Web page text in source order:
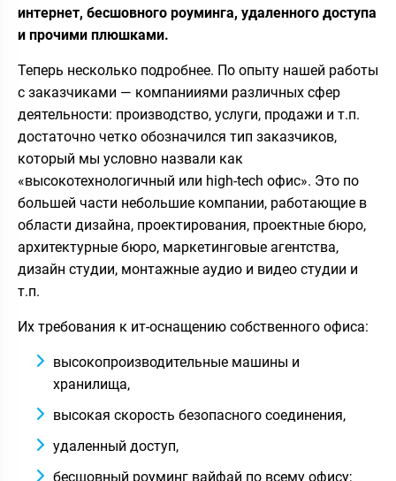
интернет, бесшовного роуминга, удаленного доступа
и прочими плюшками.
Теперь несколько подробнее. По опыту нашей работы
с заказчиками — компанииями различных сфер
деятельности: производство, услуги, продажи и т.п.
достаточно четко обозначился тип заказчиков,
который мы условно назвали как
«высокотехнологичный или high-tech офис». Это по
большей части небольшие компании, работающие в
области дизайна, проектирования, проектные бюро,
архитектурные бюро, маркетинговые агентства,
дизайн студии, монтажные аудио и видео студии и
т.п.
Их требования к ит-оснащению собственного офиса:
высокопроизводительные машины и
хранилища,
высокая скорость безопасного соединения,
удаленный доступ,
бесшовный роуминг вайфай по всему офису;